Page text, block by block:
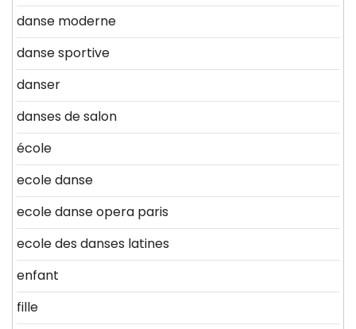
danse moderne
danse sportive
danser
danses de salon
école
ecole danse
ecole danse opera paris
ecole des danses latines
enfant
fille